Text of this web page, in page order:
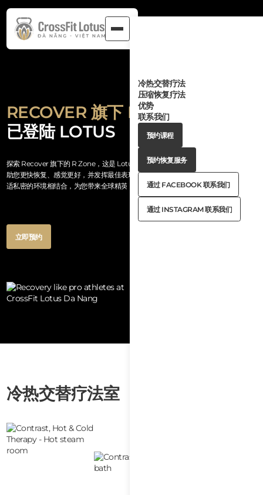
冷热交替疗法
压缩恢复疗法
优势
联系我们
Text
Button
Text
预约课程
Text
Button
Text
预约恢复服务
预约恢复服务
Button
Text
通过 FACEBOOK 联系我们
通过 FACEBOOK 联系我们
Button
通过 INSTAGRAM 联系我们
通过 INSTAGRAM 联系我们
RECOVER 旗下 R ZONE
已登陆 LOTUS
探索 Recover 旗下的 R Zone，这是 Lotus 专属打造的高端健康恢复空间，旨在帮
助您更快恢复、感觉更好，并发挥最佳表现。 这处高端设施将先进的恢复科技与舒
适私密的环境相结合，为您带来全球精英运动员信赖的同级恢复工具。
Button
立即预约
立即预约
冷热交替疗法室